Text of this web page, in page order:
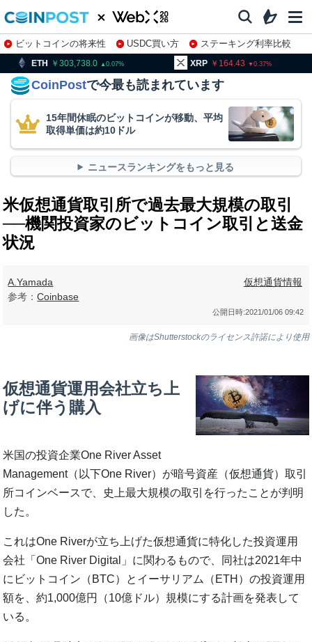
ビットコインの将来性 USDC買い方
ステーキング利率比較
株特集・関連銘柄
0.07 164.43 0.37
CoinPostで今最も読まれています
15年間休眠のビットコインが移動、平均
取得単価は約10ドル
ニュースランキングをもっと見る
米仮想通貨取引所で過去最大規模の取引
──機関投資家のビットコイン取引と送金
状況
A.Yamada
参考：Coinbase
仮想通貨情報
公開日時:2021/01/06 09:42
画像はShutterstockのライセンス許諾により使用
仮想通貨運用会社立ち上
げに伴う購入
米国の投資企業One River Asset
Management（以下One River）が暗号資産（仮想通貨）取引
所コインベースで、史上最大規模の取引を行ったことが判明
した。
これはOne Riverが立ち上げた仮想通貨に特化した投資運用
会社「One River Digital」に関わるもので、同社は2021年中
にビットコイン（BTC）とイーサリアム（ETH）の投資運用
額を、約1,000億円（10億ドル）規模にする計画を発表して
いる。